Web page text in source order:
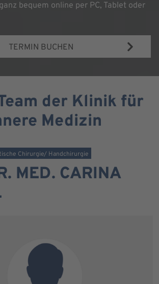
bequem online per PC, Tablet oder
TERMIN BUCHEN
der Klinik für
Medizin
Chirurgie/ Handchirurgie
MED. CARINA